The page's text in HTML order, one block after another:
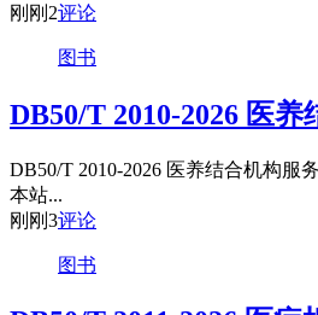
刚刚 2评论
图书
DB50/T 2010-2026 医
DB50/T 2010-2026 医养结合机构
本站...
刚刚 3评论
图书